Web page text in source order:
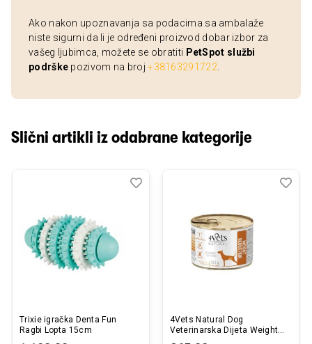
Ako nakon upoznavanja sa podacima sa ambalaže
niste sigurni da li je određeni proizvod dobar izbor za
vašeg ljubimca, možete se obratiti PetSpot službi
podrške pozivom na broj+38163291722
Slični artikli iz odabrane kategorije
Trixie igračka Denta Fun
Ragbi Lopta 15cm
Dodaj
Uporedi
4Vets Natural Dog
Veterinarska Dijeta Weight